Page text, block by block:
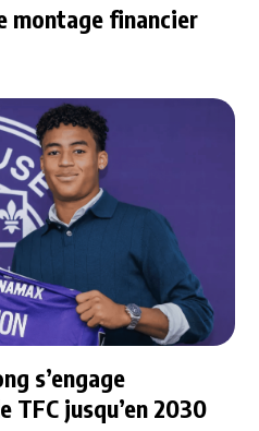
montage financier
s’engage
TFC jusqu’en 2030